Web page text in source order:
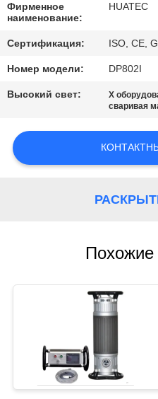
СПРОСИТЕ
ЦИТАТУ
КАРТА
PRIVACY
Фирменное
наименование:
HUATEC
Сертификация: ISO, CE,
Номер модели: DP802I
Высокий свет: X
сваривая
Похожие